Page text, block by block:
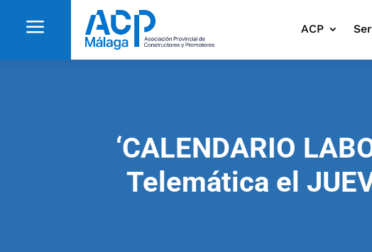
a ACP
‘CALENDARIO
Telemática el